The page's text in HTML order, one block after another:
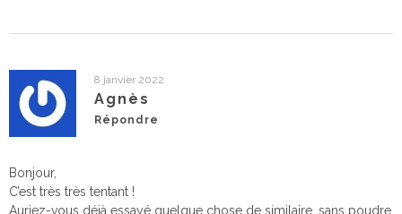
8 janvier 2022
Agnès
Répondre
Bonjour,
C’est très très tentant !
Auriez-vous déjà essayé quelque chose de similaire, sans poudre